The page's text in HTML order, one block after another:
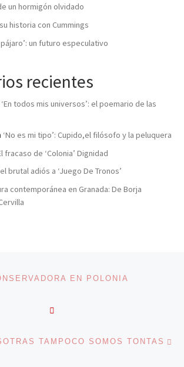
un hormigón olvidado
historia con Cummings
un futuro especulativo
recientes
‘En todos mis universos’: el poemario de las
‘No es mi tipo’: Cupido,el filósofo y la peluquera
fracaso de ‘Colonia’ Dignidad
brutal adiós a ‘Juego De Tronos’
contemporánea en Granada: De Borja
de entradas
EN POLONIA
TAMPOCO SOMOS TONTAS